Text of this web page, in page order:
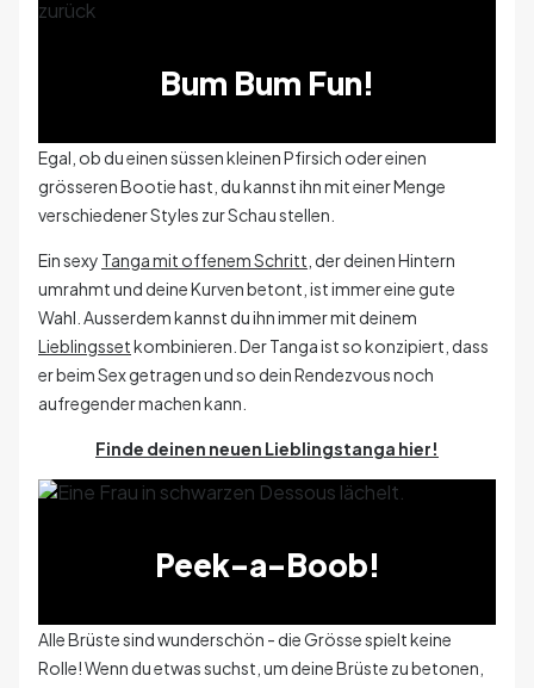
Bum Bum Fun!
Egal, ob du einen süssen kleinen Pfirsich oder einen
grösseren Bootie hast, du kannst ihn mit einer Menge
verschiedener Styles zur Schau stellen.
Ein sexy Tanga mit offenem Schritt , der deinen Hintern
umrahmt und deine Kurven betont, ist immer eine gute
Wahl. Ausserdem kannst du ihn immer mit deinem
Lieblingssetkombinieren. Der Tanga ist so konzipiert, dass
er beim Sex getragen und so dein Rendezvous noch
aufregender machen kann.
Finde deinen neuen Lieblingstanga hier!
Peek-a-Boob!
Alle Brüste sind wunderschön - die Grösse spielt keine
Rolle! Wenn du etwas suchst, um deine Brüste zu betonen,